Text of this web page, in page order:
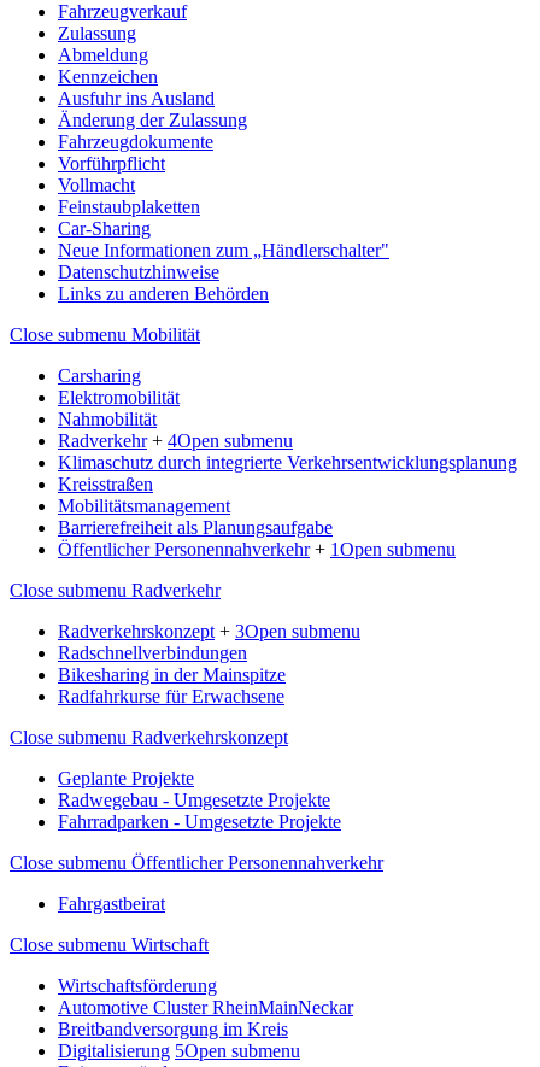
Fahrzeugverkauf
Zulassung
Abmeldung
Kennzeichen
Ausfuhr ins Ausland
Änderung der Zulassung
Fahrzeugdokumente
Vorführpflicht
Vollmacht
Feinstaubplaketten
Car-Sharing
Neue Informationen zum „Händlerschalter"
Datenschutzhinweise
Links zu anderen Behörden
Close submenu Mobilität
Carsharing
Elektromobilität
Nahmobilität
Radverkehr + 4Open submenu
Klimaschutz durch integrierte Verkehrsentwicklungsplanung
Kreisstraßen
Mobilitätsmanagement
Barrierefreiheit als Planungsaufgabe
Öffentlicher Personennahverkehr + 1Open submenu
Close submenu Radverkehr
Radverkehrskonzept + 3Open submenu
Radschnellverbindungen
Bikesharing in der Mainspitze
Radfahrkurse für Erwachsene
Close submenu Radverkehrskonzept
Geplante Projekte
Radwegebau - Umgesetzte Projekte
Fahrradparken - Umgesetzte Projekte
Close submenu Öffentlicher Personennahverkehr
Fahrgastbeirat
Close submenu Wirtschaft
Wirtschaftsförderung
Automotive Cluster RheinMainNeckar
Breitbandversorgung im Kreis
Digitalisierung 5Open submenu